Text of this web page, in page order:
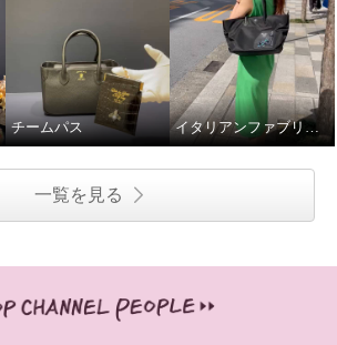
チームパス イタリアンファブリック スワロ付きトートバッグ
一覧を見る